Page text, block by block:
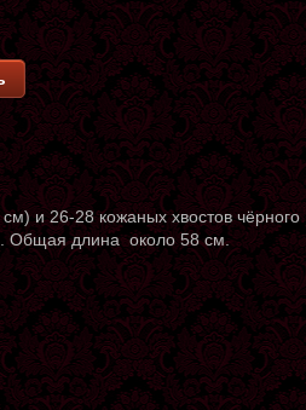
и 26-28 кожаных хвостов чёрного
Общая длина около 58 см.